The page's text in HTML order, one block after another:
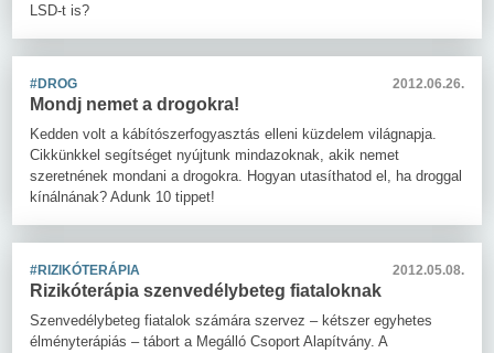
LSD-t is?
#DROG 2012.06.26.
Mondj nemet a drogokra!
Kedden volt a kábítószerfogyasztás elleni küzdelem világnapja.
Cikkünkkel segítséget nyújtunk mindazoknak, akik nemet
szeretnének mondani a drogokra. Hogyan utasíthatod el, ha droggal
kínálnának? Adunk 10 tippet!
#RIZIKÓTERÁPIA 2012.05.08.
Rizikóterápia szenvedélybeteg fiataloknak
Szenvedélybeteg fiatalok számára szervez – kétszer egyhetes
élményterápiás – tábort a Megálló Csoport Alapítvány. A